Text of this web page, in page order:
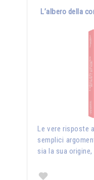
L’albero della
Le vere risposte
semplici
sia la sua